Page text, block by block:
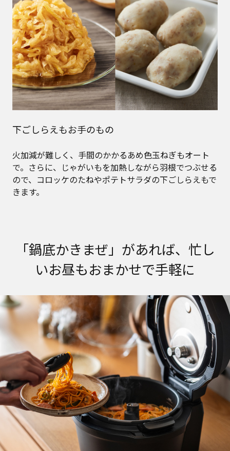
下ごしらえもお手のもの
火加減が難しく、手間のかかるあめ色玉ねぎもオート
で。さらに、じゃがいもを加熱しながら羽根でつぶせる
ので、コロッケのたねやポテトサラダの下ごしらえもで
きます。
「鍋底かきまぜ」があれば、忙し
いお昼もおまかせで手軽に